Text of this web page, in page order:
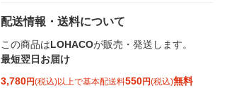
配送情報・送料について
この商品はLOHACOが販売・発送します。
最短翌日お届け
3,780円(税込)以上で基本配送料550円(税込)無料